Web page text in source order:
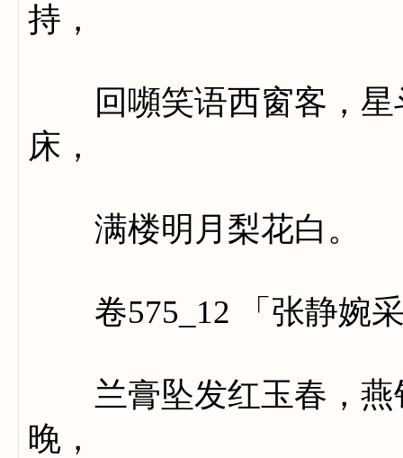
持，
回嚬笑语西窗客，星
床，
满楼明月梨花白。
卷575_12 「张静婉采
兰膏坠发红玉春，燕
晚，